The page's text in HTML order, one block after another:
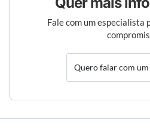
Fale com um especialista
Quero falar com